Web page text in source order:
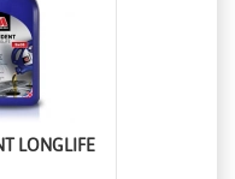
LONGLIFE